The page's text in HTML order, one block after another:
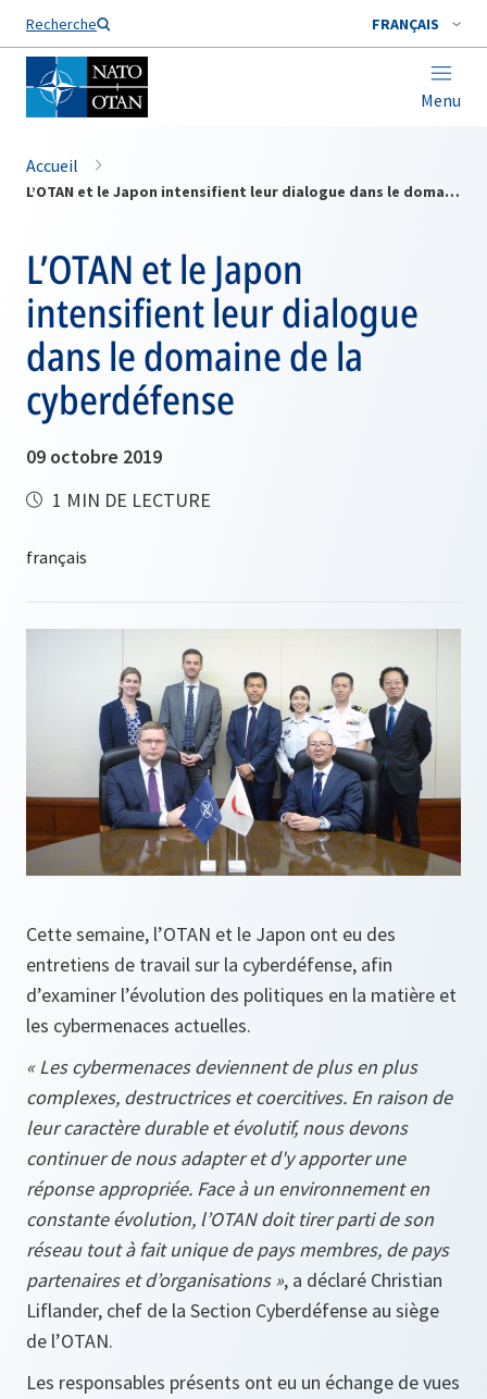
Recherche FRANÇAIS
Menu
Nom de famille*
Accueil
L’OTAN et le Japon intensifient leur dialogue dans le domaine de la cyberdéfense
L’OTAN et le Japon
intensifient leur dialogue
dans le domaine de la
cyberdéfense
09 octobre 2019
1 MIN DE LECTURE
Cette semaine, l’OTAN et le Japon ont eu des
entretiens de travail sur la cyberdéfense, afin
d’examiner l’évolution des politiques en la matière et
les cybermenaces actuelles.
« Les cybermenaces deviennent de plus en plus
complexes, destructrices et coercitives. En raison de
leur caractère durable et évolutif, nous devons
continuer de nous adapter et d'y apporter une
réponse appropriée. Face à un environnement en
constante évolution, l’OTAN doit tirer parti de son
réseau tout à fait unique de pays membres, de pays
partenaires et d’organisations », a déclaré Christian
Liflander, chef de la Section Cyberdéfense au siège
de l’OTAN.
Les responsables présents ont eu un échange de vues